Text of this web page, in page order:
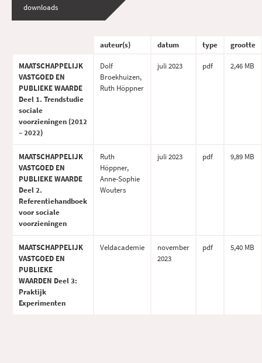
downloads
auteur(s) datum type grootte
MAATSCHAPPELIJK
VASTGOED EN
PUBLIEKE WAARDE
Deel 1. Trendstudie
sociale
voorzieningen (2012
– 2022)
Dolf
Broekhuizen,
Ruth Höppner
juli 2023 pdf 2,46 MB
MAATSCHAPPELIJK
VASTGOED EN
PUBLIEKE WAARDE
Deel 2.
Referentiehandboek
voor sociale
voorzieningen
Ruth
Höppner,
Anne-Sophie
Wouters
juli 2023 pdf 9,89 MB
MAATSCHAPPELIJK
VASTGOED EN
PUBLIEKE
WAARDEN Deel 3:
Praktijk
Experimenten
Veldacademie
november
2023
pdf 5,40 MB